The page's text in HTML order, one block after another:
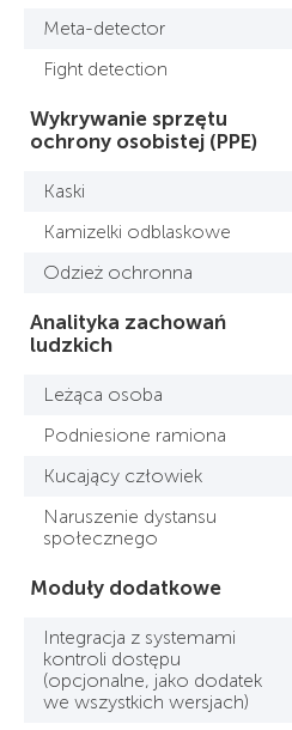
Meta-detector
Fight detection
Wykrywanie sprzętu
ochrony osobistej (PPE)
Kaski
Kamizelki odblaskowe
Odzież ochronna
Analityka zachowań
ludzkich
Leżąca osoba
Podniesione ramiona
Kucający człowiek
Naruszenie dystansu
społecznego
Moduły dodatkowe
Integracja z systemami
kontroli dostępu
(opcjonalne, jako dodatek
we wszystkich wersjach)